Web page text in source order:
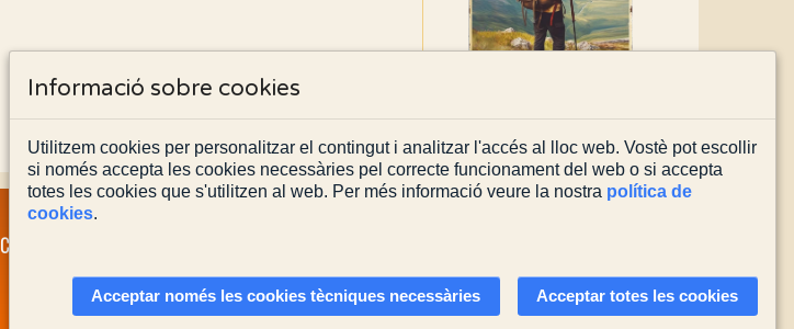
CONTACTA'NS
Actualitzada el08/08/2026
Informació sobre cookies
Utilitzem cookies per personalitzar el contingut i analitzar l'accés al lloc web. Vostè pot escollir
si només accepta les cookies necessàries pel correcte funcionament del web o si accepta
totes les cookies que s'utilitzen al web. Per més informació veure la nostra política de
cookies.
Acceptar només les cookies tècniques necessàries Acceptar totes les cookies